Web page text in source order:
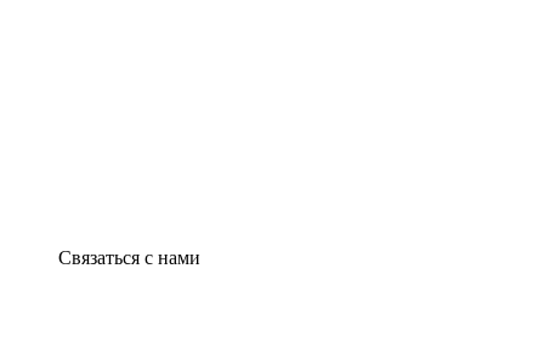
Связаться с нами